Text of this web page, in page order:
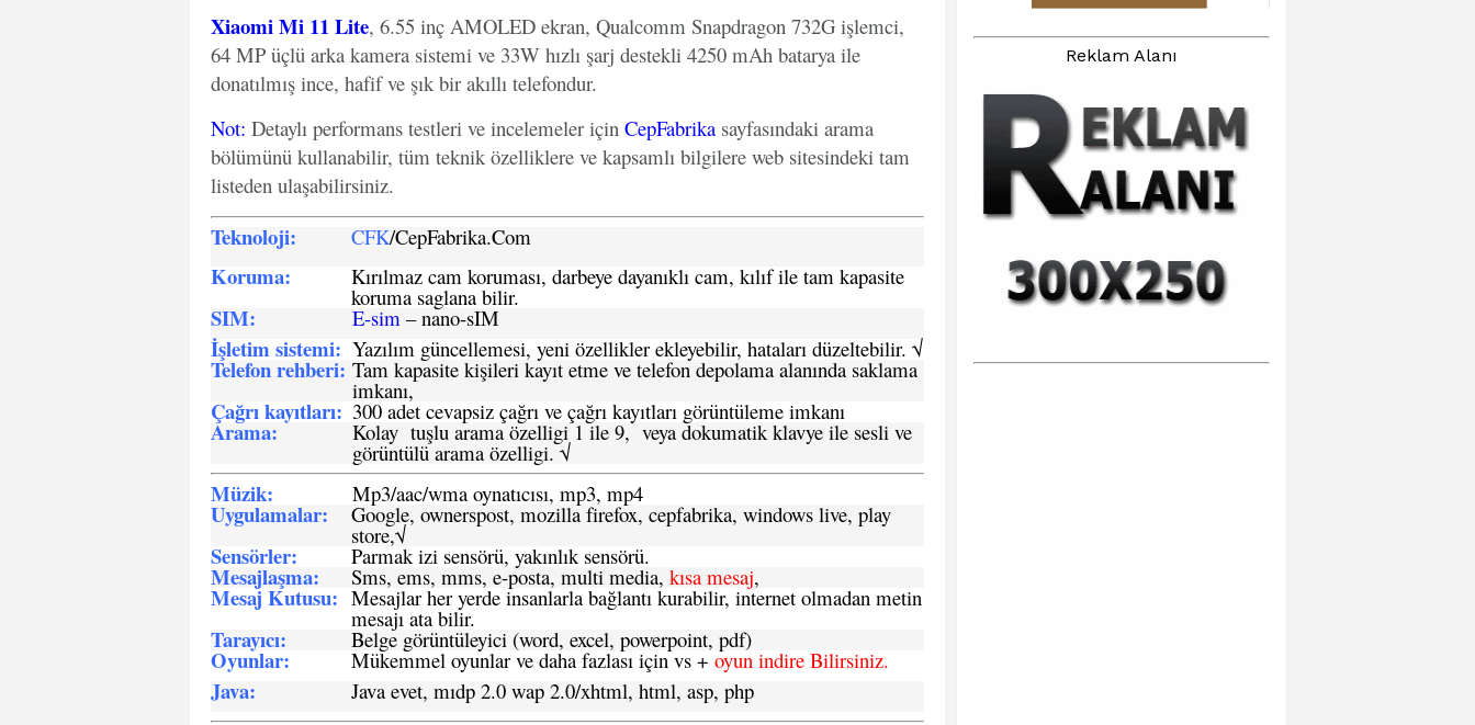
Xiaomi Mi 11 Lite, 6.55 inç AMOLED ekran, Qualcomm Snapdragon 732G işlemci,
64 MP üçlü arka kamera sistemi ve 33W hızlı şarj destekli 4250 mAh batarya ile
donatılmış ince, hafif ve şık bir akıllı telefondur.
Not: Detaylı performans testleri ve incelemeler için CepFabrika sayfasındaki arama
bölümünü kullanabilir, tüm teknik özelliklere ve kapsamlı bilgilere web sitesindeki tam
listeden ulaşabilirsiniz.
Teknoloji: CFK/CepFabrika.Com
Koruma: Kırılmaz cam koruması, darbeye dayanıklı cam, kılıf ile tam kapasite
koruma saglana bilir.
SIM: E-sim – nano-sIM
İşletim sistemi: Yazılım güncellemesi, yeni özellikler ekleyebilir, hataları düzeltebilir. √
Telefon rehberi: Tam kapasite kişileri kayıt etme ve telefon depolama alanında saklama
imkanı,
Çağrı kayıtları: 300 adet cevapsiz çağrı ve çağrı kayıtları görüntüleme imkanı
Arama: Kolay tuşlu arama özelligi 1 ile 9, veya dokumatik klavye ile sesli ve
görüntülü arama özelligi. √
Müzik: Mp3/aac/wma oynatıcısı, mp3, mp4
Uygulamalar: Google, ownerspost, mozilla firefox, cepfabrika, windows live, play
store,√
Sensörler: Parmak izi sensörü, yakınlık sensörü.
Mesajlaşma: Sms, ems, mms, e-posta, multi media, kısa mesaj,
Mesaj Kutusu: Mesajlar her yerde insanlarla bağlantı kurabilir, internet olmadan metin
mesajı ata bilir.
Tarayıcı: Belge görüntüleyici (word, excel, powerpoint, pdf)
Oyunlar: Mükemmel oyunlar ve daha fazlası için vs +oyun indire Bilirsiniz.
Java: Java evet, mıdp 2.0 wap 2.0/xhtml, html, asp, php
Reklam Alanı